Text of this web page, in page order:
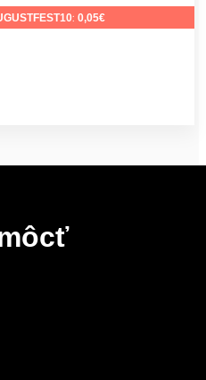
: 0,05€